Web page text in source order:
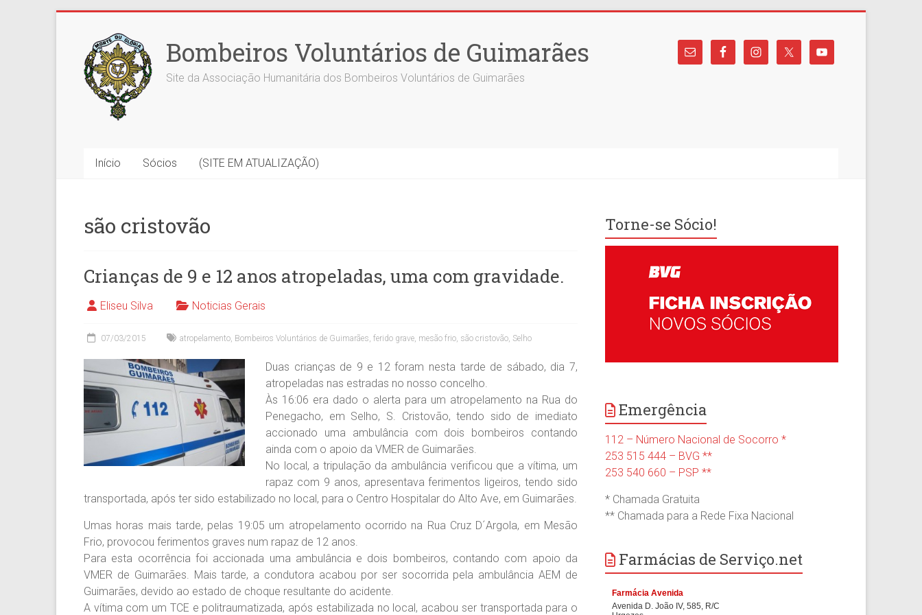
content
Bombeiros Voluntários de Guimarães
Site da Associação Humanitária dos Bombeiros Voluntários de Guimarães
Início Sócios (SITE EM ATUALIZAÇÃO)
são cristovão
Crianças de 9 e 12 anos atropeladas, uma com gravidade.
Eliseu Silva Noticias Gerais
07/03/2015 atropelamento, Bombeiros Voluntários de Guimarães, ferido grave, mesão frio, são cristovão, Selho
Duas crianças de 9 e 12 foram nesta tarde de sábado, dia 7,
atropeladas nas estradas no nosso concelho.
Às 16:06 era dado o alerta para um atropelamento na Rua do
Penegacho, em Selho, S. Cristovão, tendo sido de imediato
accionado uma ambulância com dois bombeiros contando
ainda com o apoio da VMER de Guimarães.
No local, a tripulação da ambulância verificou que a vítima, um
rapaz com 9 anos, apresentava ferimentos ligeiros, tendo sido
transportada, após ter sido estabilizado no local, para o Centro Hospitalar do Alto Ave, em Guimarães.
Umas horas mais tarde, pelas 19:05 um atropelamento ocorrido na Rua Cruz D´Argola, em Mesão
Frio, provocou ferimentos graves num rapaz de 12 anos.
Para esta ocorrência foi accionada uma ambulância e dois bombeiros, contando com apoio da
VMER de Guimarães. Mais tarde, a condutora acabou por ser socorrida pela ambulância AEM de
Guimarães, devido ao estado de choque resultante do acidente.
A vítima com um TCE e politraumatizada, após estabilizada no local, acabou ser transportada para o
Torne-se Sócio!
Emergência
112 – Número Nacional de Socorro *
253 515 444 – BVG **
253 540 660 – PSP **
* Chamada Gratuita
** Chamada para a Rede Fixa Nacional
Farmácias de Serviço.net